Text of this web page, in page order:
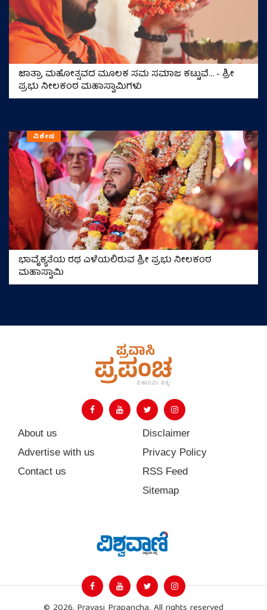
ಜಾತ್ರಾ ಮಹೋತ್ಸವದ ಮೂಲಕ ಸಮ ಸಮಾಜ ಕಟ್ಟುವೆ… - ಶ್ರೀ
ಪ್ರಭು ನೀಲಕಂಠ ಮಹಾಸ್ವಾಮಿಗಳು
ವಿಶೇಷ
ಭಾವೈಕ್ಯತೆಯ ರಥ ಎಳೆಯಲಿರುವ ಶ್ರೀ ಪ್ರಭು ನೀಲಕಂಠ
ಮಹಾಸ್ವಾಮಿ
About us
Advertise with us
Contact us
Disclaimer
Privacy Policy
RSS Feed
Sitemap